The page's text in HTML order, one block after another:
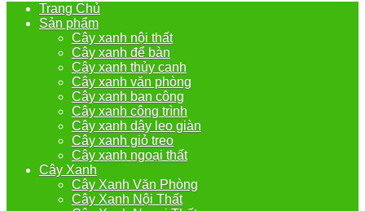
Trang Chủ
Sản phẩm
Cây xanh nội thất
Cây xanh để bàn
Cây xanh thủy canh
Cây xanh văn phòng
Cây xanh ban công
Cây xanh công trình
Cây xanh dây leo giàn
Cây xanh giỏ treo
Cây xanh ngoại thất
Cây Xanh
Cây Xanh Văn Phòng
Cây Xanh Nội Thất